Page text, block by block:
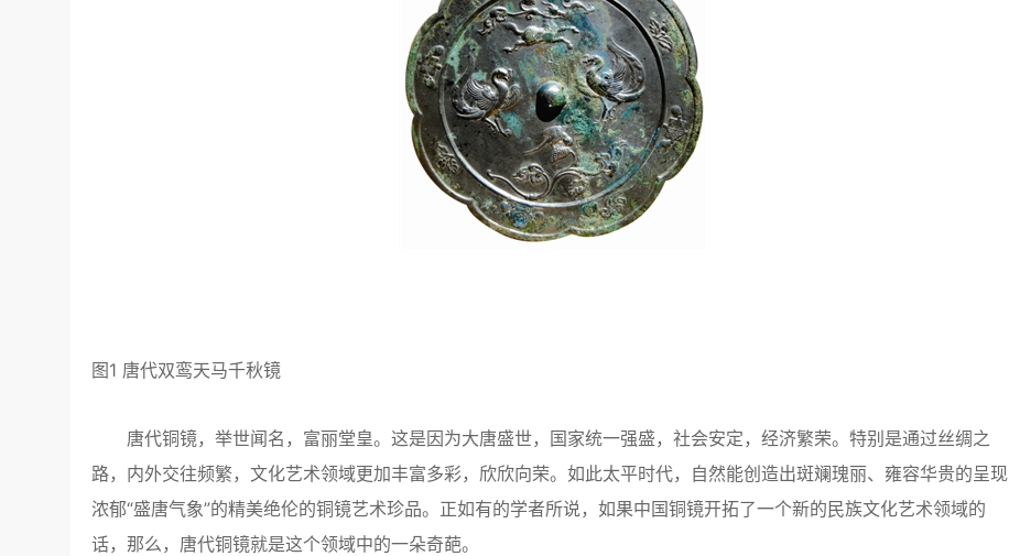
图1 唐代双鸾天马千秋镜
唐代铜镜，举世闻名，富丽堂皇。这是因为大唐盛世，国家统一强盛，社会安定，经济繁荣。特别是通过丝绸之
路，内外交往频繁，文化艺术领域更加丰富多彩，欣欣向荣。如此太平时代，自然能创造出斑斓瑰丽、雍容华贵的呈现
浓郁“盛唐气象”的精美绝伦的铜镜艺术珍品。正如有的学者所说，如果中国铜镜开拓了一个新的民族文化艺术领域的
话，那么，唐代铜镜就是这个领域中的一朵奇葩。